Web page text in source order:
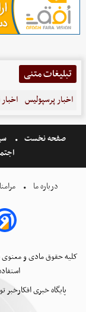
تبلیغات متنی
اخبار پرسپولیس
صفحه نخست
درباره ما
کلیه حقوق مادی و معنوی
پایگاه خبری